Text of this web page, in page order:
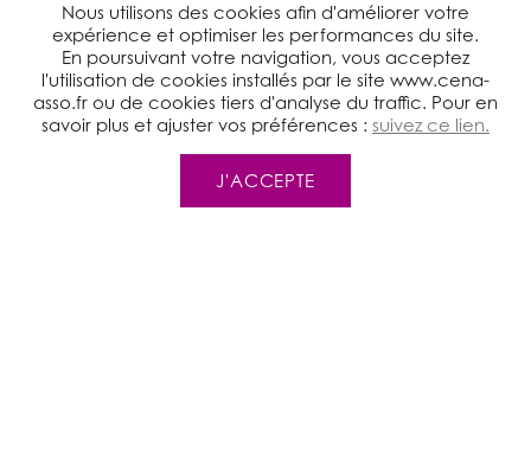
Notre réseau
Nous utilisons des cookies afin d'améliorer votre
expérience et optimiser les performances du site.
En poursuivant votre navigation, vous acceptez
l'utilisation de cookies installés par le site www.cena-
asso.fr ou de cookies tiers d'analyse du traffic. Pour en
savoir plus et ajuster vos préférences : suivez ce lien.
J'ACCEPTE